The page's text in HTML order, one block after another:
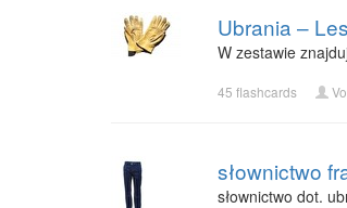
Ubrania –
W zestawie
45 flashcards
słownictwo
słownictwo dot.